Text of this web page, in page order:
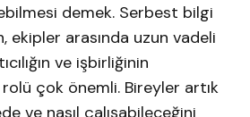
demek. Serbest bilgi
ekipler arasında uzun vadeli
ve işbirliğinin
çok önemli. Bireyler artık